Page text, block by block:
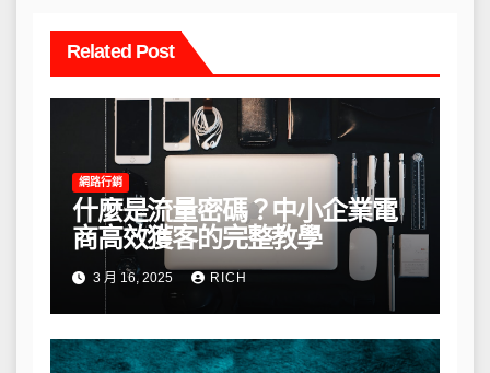
Related Post
網路行銷
什麼是流量密碼？中小企業電
商高效獲客的完整教學
3 月 16, 2025 RICH